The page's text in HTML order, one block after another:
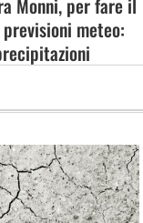
Monni, per fare il
meteo: